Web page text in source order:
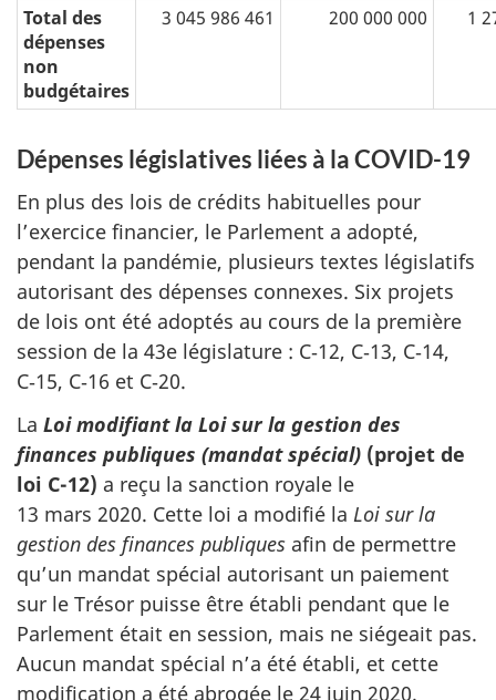
Total des
dépenses
non
budgétaires
3 045 986 461 200 000 000 1
Dépenses législatives liées à la COVID-19
En plus des lois de crédits habituelles pour
l’exercice financier, le Parlement a adopté,
pendant la pandémie, plusieurs textes législatifs
autorisant des dépenses connexes. Six projets
de lois ont été adoptés au cours de la première
session de la 43e législature : C‑12, C‑13, C‑14,
C‑15, C‑16 et C‑20.
La Loi modifiant la Loi sur la gestion des
finances publiques (mandat spécial) (projet de
loi C-12) a reçu la sanction royale le
13 mars 2020. Cette loi a modifié la Loi sur la
gestion des finances publiques afin de permettre
qu’un mandat spécial autorisant un paiement
sur le Trésor puisse être établi pendant que le
Parlement était en session, mais ne siégeait pas.
Aucun mandat spécial n’a été établi, et cette
modification a été abrogée le 24 juin 2020.